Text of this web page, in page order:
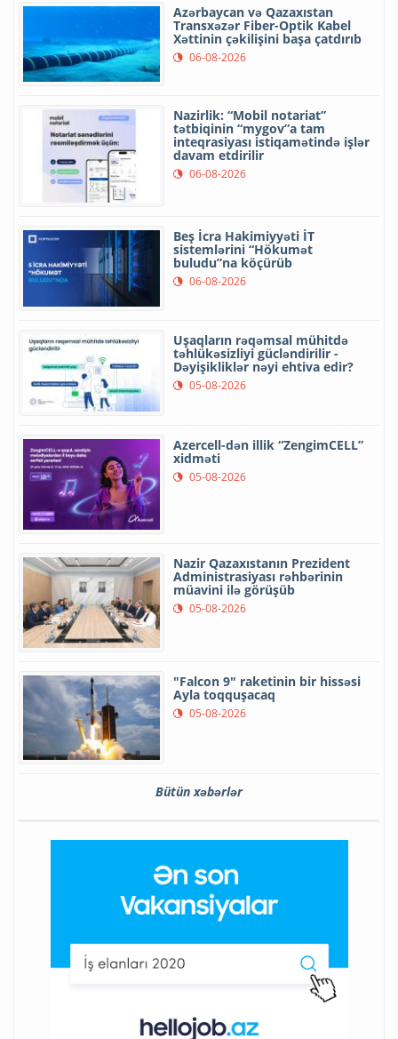
Azərbaycan və Qazaxıstan
Transxəzər Fiber-Optik Kabel
Xəttinin çəkilişini başa çatdırıb
06-08-2026
Nazirlik: “Mobil notariat”
tətbiqinin “mygov”a tam
inteqrasiyası istiqamətində işlər
davam etdirilir
06-08-2026
Beş İcra Hakimiyyəti İT
sistemlərini “Hökumət
buludu”na köçürüb
06-08-2026
Uşaqların rəqəmsal mühitdə
təhlükəsizliyi gücləndirilir -
Dəyişikliklər nəyi ehtiva edir?
05-08-2026
Azercell-dən illik “ZengimCELL”
xidməti
05-08-2026
Nazir Qazaxıstanın Prezident
Administrasiyası rəhbərinin
müavini ilə görüşüb
05-08-2026
"Falcon 9" raketinin bir hissəsi
Ayla toqquşacaq
05-08-2026
Bütün xəbərlər